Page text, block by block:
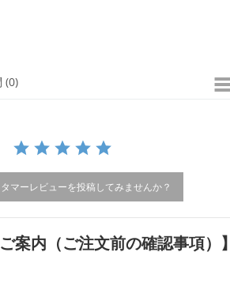
(0)
マーレビューを投稿してみませんか？
案内（ご注文前の確認事項）